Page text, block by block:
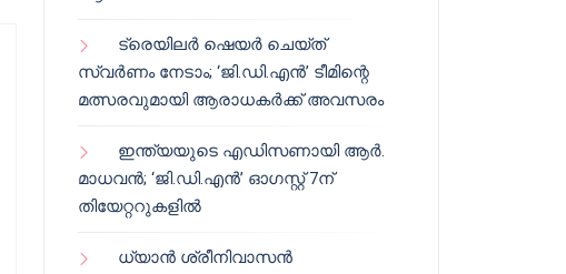
ട്രെയിലർ ഷെയർ ചെയ്‌ത്
സ്വർണം നേടാം; ‘ജി.ഡി.എൻ’ ടീമിന്റെ
മത്സരവുമായി ആരാധകർക്ക് അവസരം
ഇന്ത്യയുടെ എഡിസണായി ആർ.
മാധവൻ; ‘ജി.ഡി.എൻ’ ഓഗസ്റ്റ് 7ന്
തിയേറ്ററുകളിൽ
ധ്യാൻ ശ്രീനിവാസൻ